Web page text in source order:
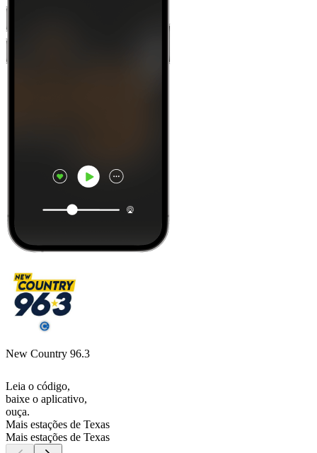
New Country 96.3
Leia o código,
baixe o aplicativo,
ouça.
Mais estações de Texas
Mais estações de Texas